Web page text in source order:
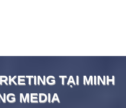
TẠI MINH
MEDIA